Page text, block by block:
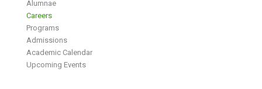
Alumnae
Careers
Programs
Admissions
Academic Calendar
Upcoming Events